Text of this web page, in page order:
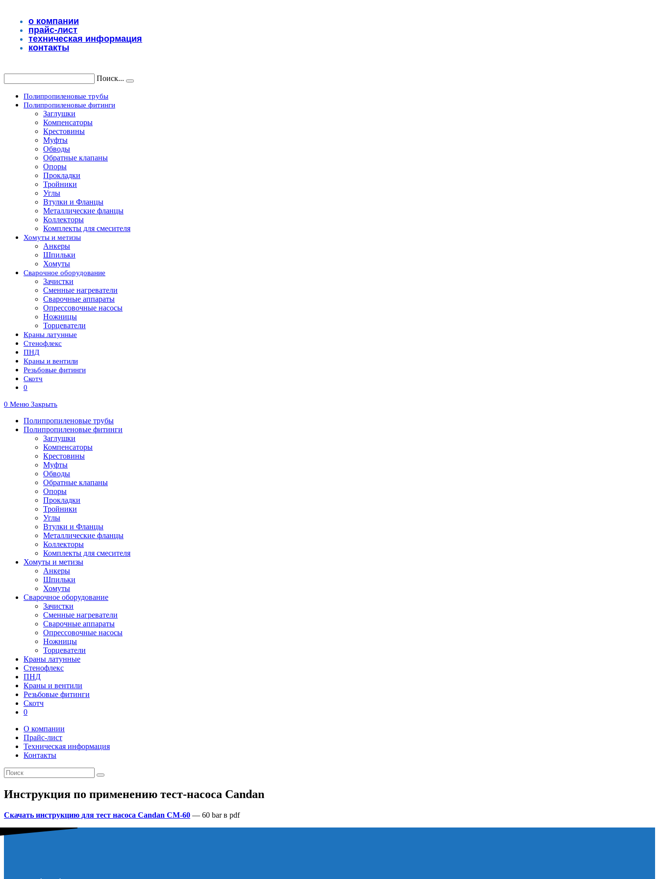
содержимомуо компании
прайс-лист
техническая информация
контакты
Поиск...
Полипропиленовые трубы
Полипропиленовые фитинги
Заглушки
Компенсаторы
Крестовины
Муфты
Обводы
Обратные клапаны
Опоры
Прокладки
Тройники
Углы
Втулки и Фланцы
Металлические фланцы
Коллекторы
Комплекты для смесителя
Хомуты и метизы
Анкеры
Шпильки
Хомуты
Сварочное оборудование
Зачистки
Сменные нагреватели
Сварочные аппараты
Опрессовочные насосы
Ножницы
Торцеватели
Краны латунные
Стенофлекс
ПНД
Краны и вентили
Резьбовые фитинги
Скотч
0
0 Меню Закрыть
Полипропиленовые трубы
Полипропиленовые фитинги
Заглушки
Компенсаторы
Крестовины
Муфты
Обводы
Обратные клапаны
Опоры
Прокладки
Тройники
Углы
Втулки и Фланцы
Металлические фланцы
Коллекторы
Комплекты для смесителя
Хомуты и метизы
Анкеры
Шпильки
Хомуты
Сварочное оборудование
Зачистки
Сменные нагреватели
Сварочные аппараты
Опрессовочные насосы
Ножницы
Торцеватели
Краны латунные
Стенофлекс
ПНД
Краны и вентили
Резьбовые фитинги
Скотч
0
О компании
Прайс-лист
Техническая информация
Контакты
Инструкция по применению тест-насоса Candan
Скачать инструкцию для тест насоса Candan CM-60 — 60 bar в pdf